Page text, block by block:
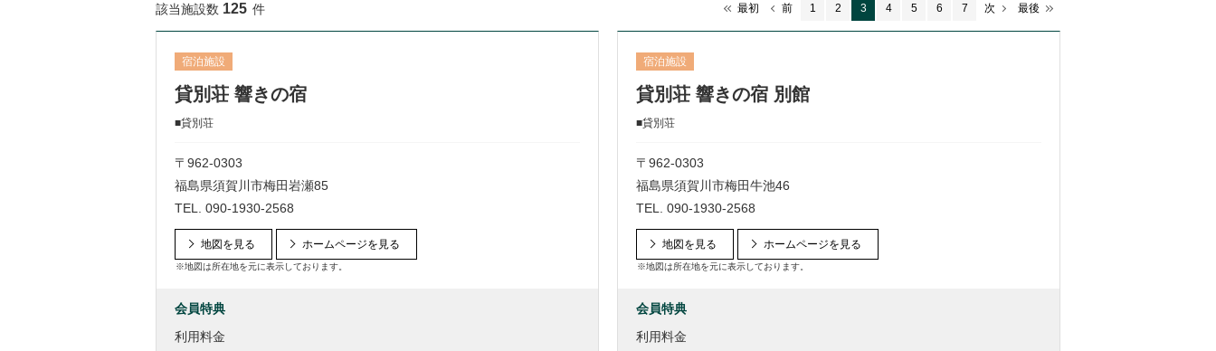
該当施設数 125 件 最初 前 1 2 3 4 5 6 7 次 最後
宿泊施設
貸別荘 響きの宿
■貸別荘
〒962-0303
福島県須賀川市梅田岩瀬85
TEL. 090-1930-2568
地図を見る
※地図は所在地を元に表示しております。
ホームページを見る
会員特典
利用料金
宿泊施設
貸別荘 響きの宿 別館
■貸別荘
〒962-0303
福島県須賀川市梅田牛池46
TEL. 090-1930-2568
地図を見る
※地図は所在地を元に表示しております。
ホームページを見る
会員特典
利用料金